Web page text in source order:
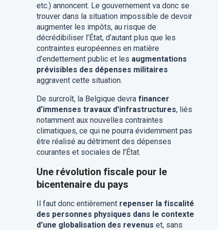
etc.) annoncent. Le gouvernement va donc se
trouver dans la situation impossible de devoir
augmenter les impôts, au risque de
décrédibiliser l’État, d’autant plus que les
contraintes européennes en matière
d’endettement public et les augmentations
prévisibles des dépenses militaires
aggravent cette situation.
De surcroît, la Belgique devra financer
d’immenses travaux d’infrastructures, liés
notamment aux nouvelles contraintes
climatiques, ce qui ne pourra évidemment pas
être réalisé au détriment des dépenses
courantes et sociales de l’État.
Une révolution fiscale pour le
bicentenaire du pays
Il faut donc entièrement repenser la fiscalité
des personnes physiques dans le contexte
d’une globalisation des revenus et, sans